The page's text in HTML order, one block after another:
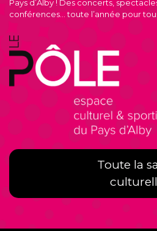
Pays d’Alby ! Des concerts,
conférences… toute l’année pour
Toute la